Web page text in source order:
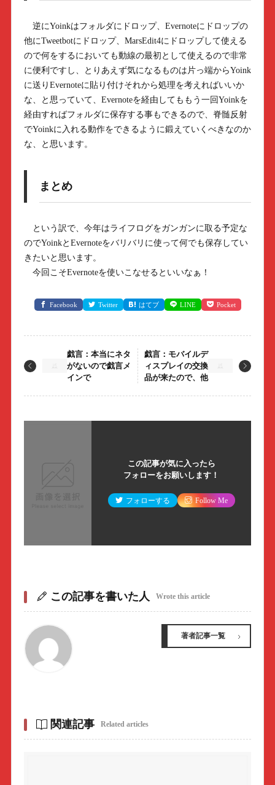
逆にYoinkはフォルダにドロップ、Evernoteにドロップの
他にTweetbotにドロップ、MarsEdit4にドロップして使える
ので何をするにおいても動線の最初として使えるので非常
に便利ですし、とりあえず気になるものは片っ端からYoink
に送りEvernoteに貼り付けそれから処理を考えればいいか
な、と思っていて、Evernoteを経由してももう一回Yoinkを
経由すればフォルダに保存する事もできるので、脊髄反射
でYoinkに入れる動作をできるように鍛えていくべきなのか
な、と思います。
まとめ
という訳で、今年はライフログをガンガンに取る予定な
のでYoinkとEvernoteをバリバリに使って何でも保存してい
きたいと思います。
今回こそEvernoteを使いこなせるといいなぁ！
Facebook Twitter はてブ LINE Pocket
戯言：本当にネタ
がないので戯言メ
インで
戯言：モバイルデ
ィスプレイの交換
品が来たので、他
この記事が気に入ったら
フォローをお願いします！
フォローする Follow Me
この記事を書いた人 Wrote this article
著者記事一覧
関連記事 Related articles